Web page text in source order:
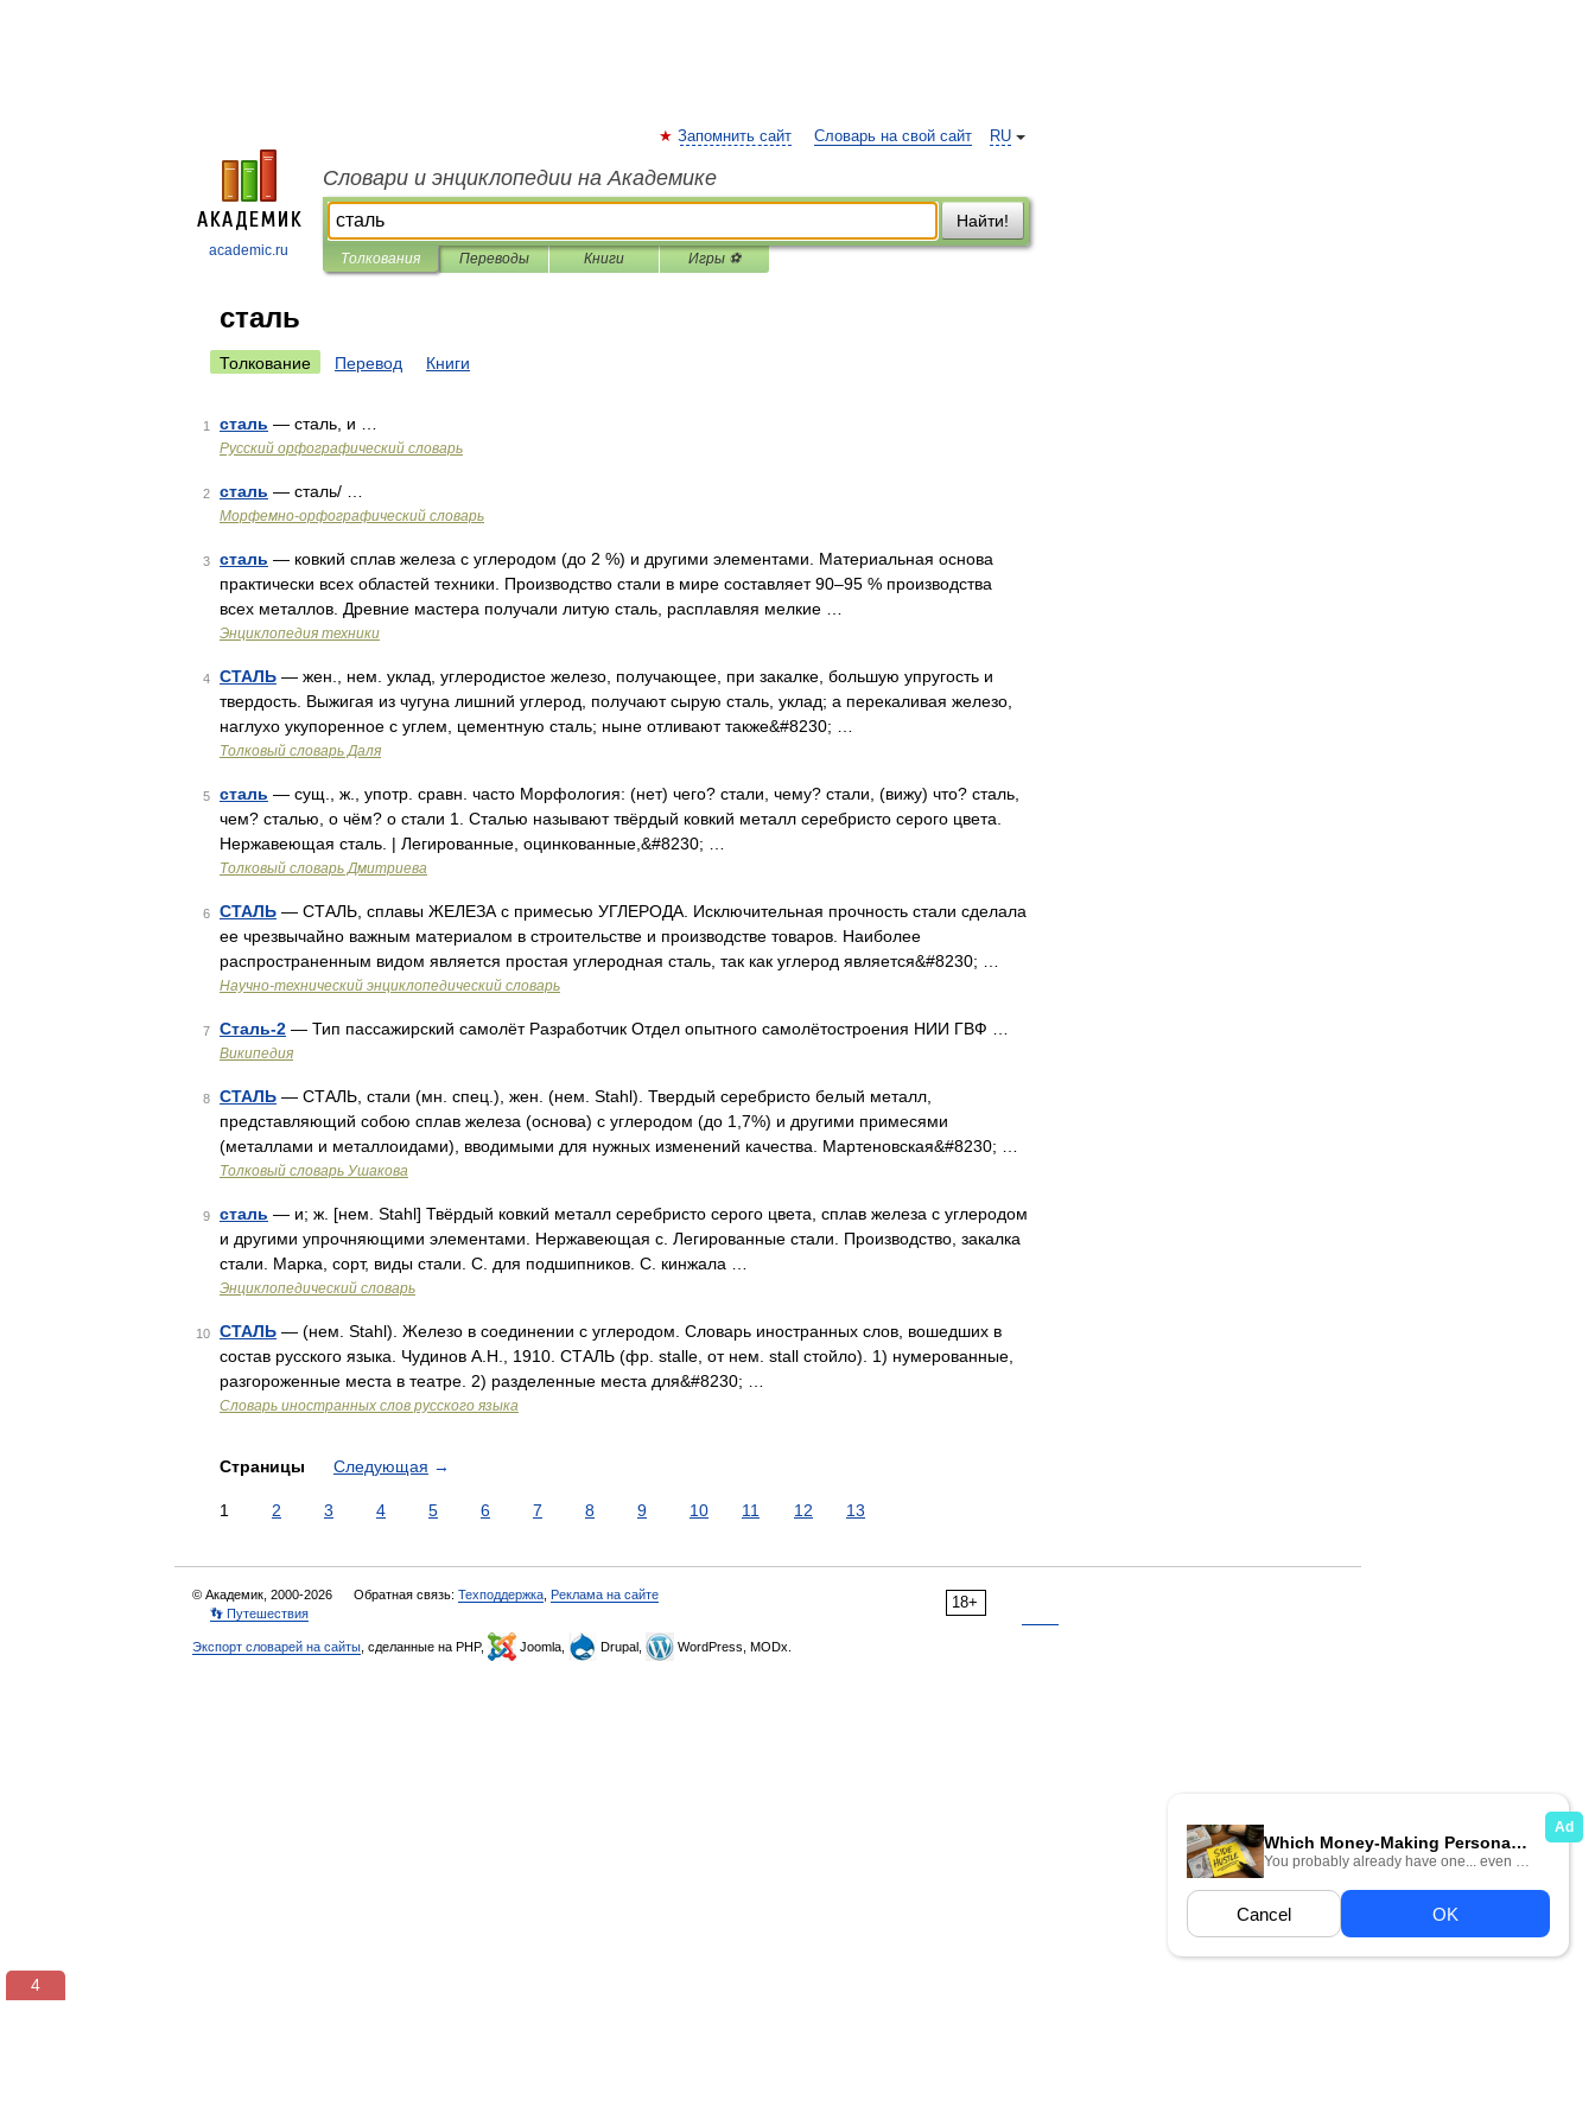
academic.ru
RU
Запомнить сайт Словарь на свой сайт
Словари и энциклопедии на Академике
Найти!
Толкования Переводы Книги Игры ⚽
сталь
Толкование Перевод Книги
1 сталь — сталь, и …
Русский орфографический словарь
2 сталь — сталь/ …
Морфемно-орфографический словарь
3 сталь — ковкий сплав железа с углеродом (до 2 %) и другими элементами. Материальная основа
практически всех областей техники. Производство стали в мире составляет 90–95 % производства
всех металлов. Древние мастера получали литую сталь, расплавляя мелкие …
Энциклопедия техники
4 СТАЛЬ — жен., нем. уклад, углеродистое железо, получающее, при закалке, большую упругость и
твердость. Выжигая из чугуна лишний углерод, получают сырую сталь, уклад; а перекаливая железо,
наглухо укупоренное с углем, цементную сталь; ныне отливают также&#8230; …
Толковый словарь Даля
5 сталь — сущ., ж., употр. сравн. часто Морфология: (нет) чего? стали, чему? стали, (вижу) что? сталь,
чем? сталью, о чём? о стали 1. Сталью называют твёрдый ковкий металл серебристо серого цвета.
Нержавеющая сталь. | Легированные, оцинкованные,&#8230; …
Толковый словарь Дмитриева
6 СТАЛЬ — СТАЛЬ, сплавы ЖЕЛЕЗА с примесью УГЛЕРОДА. Исключительная прочность стали сделала
ее чрезвычайно важным материалом в строительстве и производстве товаров. Наиболее
распространенным видом является простая углеродная сталь, так как углерод является&#8230; …
Научно-технический энциклопедический словарь
7 Сталь-2 — Тип пассажирский самолёт Разработчик Отдел опытного самолётостроения НИИ ГВФ …
Википедия
8 СТАЛЬ — СТАЛЬ, стали (мн. спец.), жен. (нем. Stahl). Твердый серебристо белый металл,
представляющий собою сплав железа (основа) с углеродом (до 1,7%) и другими примесями
(металлами и металлоидами), вводимыми для нужных изменений качества. Мартеновская&#8230; …
Толковый словарь Ушакова
9 сталь — и; ж. [нем. Stahl] Твёрдый ковкий металл серебристо серого цвета, сплав железа с углеродом
и другими упрочняющими элементами. Нержавеющая с. Легированные стали. Производство, закалка
стали. Марка, сорт, виды стали. С. для подшипников. С. кинжала …
Энциклопедический словарь
10 СТАЛЬ — (нем. Stahl). Железо в соединении с углеродом. Словарь иностранных слов, вошедших в
состав русского языка. Чудинов А.Н., 1910. СТАЛЬ (фр. stalle, от нем. stall стойло). 1) нумерованные,
разгороженные места в театре. 2) разделенные места для&#8230; …
Словарь иностранных слов русского языка
Страницы Следующая →
1 2 3 4 5 6 7 8 9 10 11 12 13
18+
© Академик, 2000-2026 Обратная связь: Техподдержка Реклама на сайте
👣 Путешествия
Экспорт словарей на сайты , сделанные на PHP, Joomla, Drupal, WordPress, MODx.
3